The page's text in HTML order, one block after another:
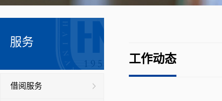
服务
借阅服务
工作动态